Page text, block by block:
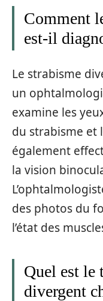
Comment
est-il
Le strabisme
un
examine les
du strabisme et
également
la vision
des photos du
l’état des
Quel est le
divergent